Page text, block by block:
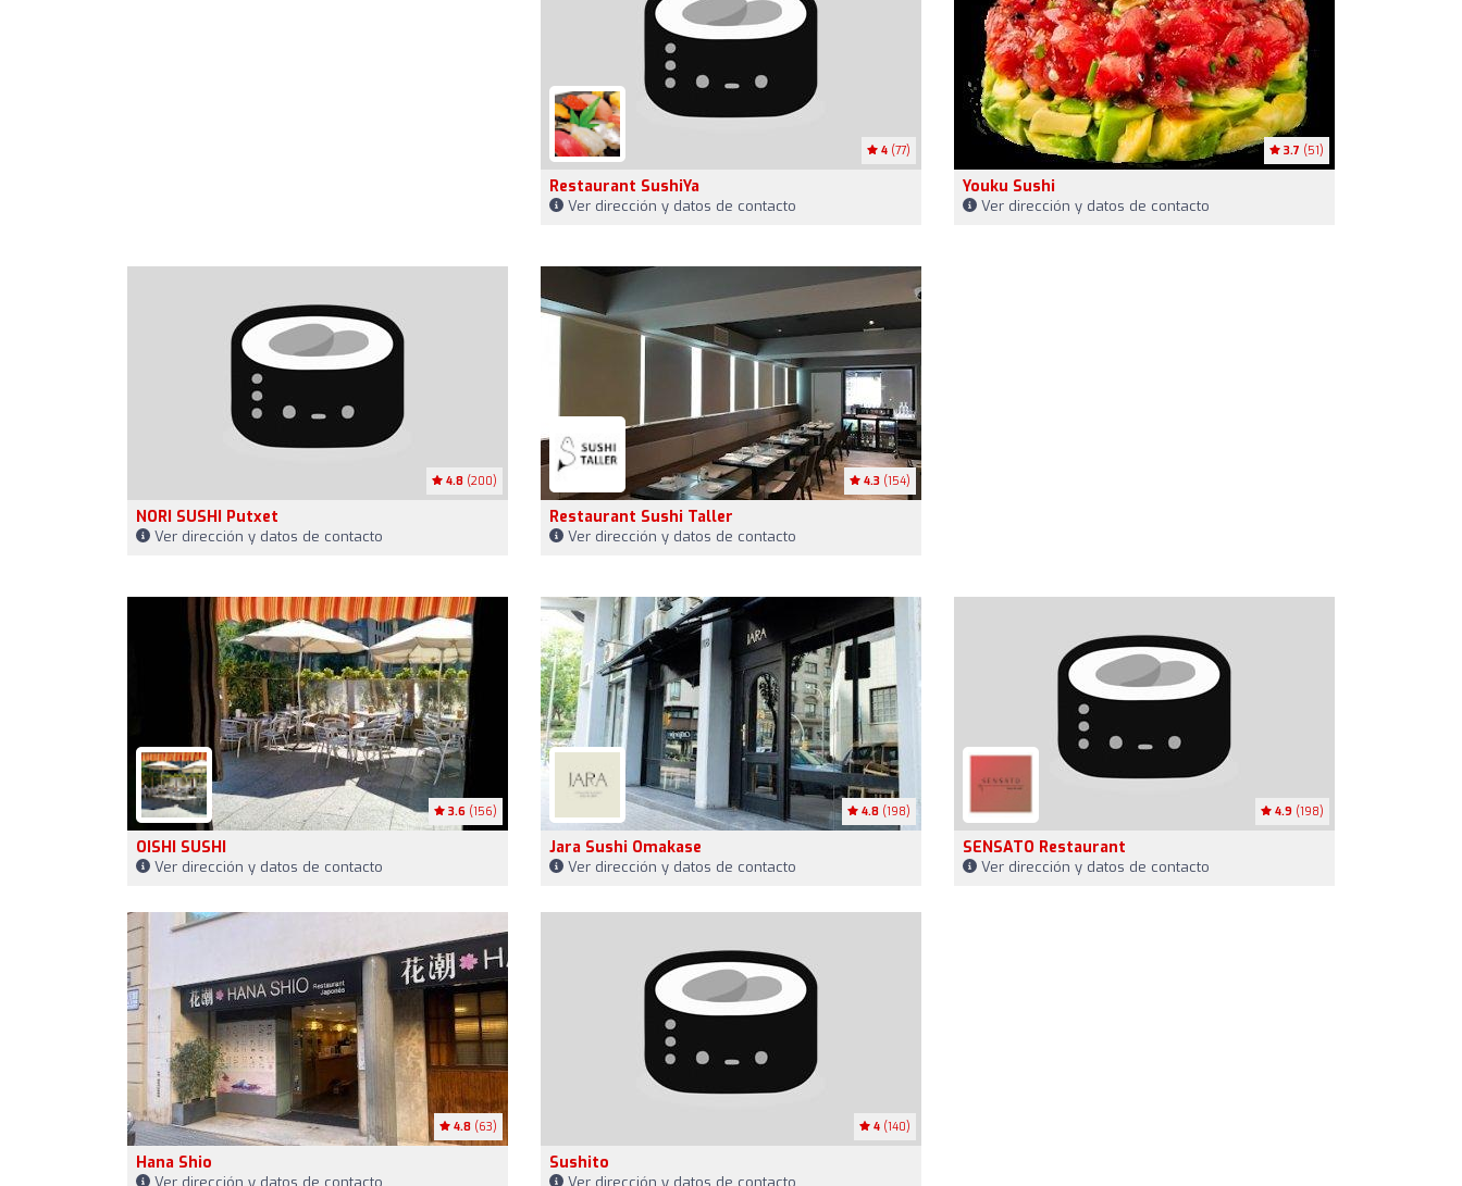
4 (77)
Restaurant SushiYa
Ver dirección y datos de contacto
3.7 (51)
Youku Sushi
Ver dirección y datos de contacto
4.8 (200)
NORI SUSHI Putxet
Ver dirección y datos de contacto
4.3 (154)
Restaurant Sushi Taller
Ver dirección y datos de contacto
3.6 (156)
OISHI SUSHI
Ver dirección y datos de contacto
4.8 (198)
Jara Sushi Omakase
Ver dirección y datos de contacto
4.9 (198)
SENSATO Restaurant
Ver dirección y datos de contacto
4.8 (63)
Hana Shio
Ver dirección y datos de contacto
4 (140)
Sushito
Ver dirección y datos de contacto